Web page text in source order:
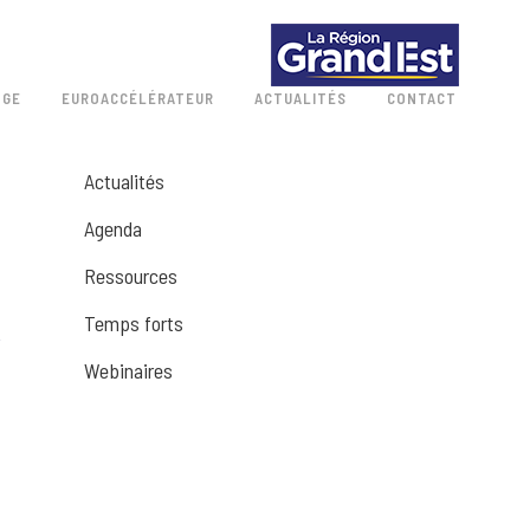
EUROACCÉLÉRATEUR ACTUALITÉS CONTACT
Actualités
Agenda
Ressources
Temps forts
Webinaires